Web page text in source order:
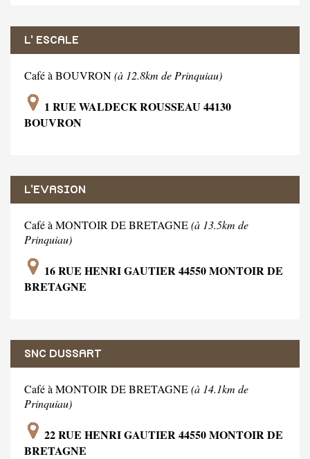
L' ESCALE
Café à BOUVRON(à 12.8km de Prinquiau)
1 RUE WALDECK ROUSSEAU 44130
BOUVRON
L'EVASION
Café à MONTOIR DE BRETAGNE(à 13.5km de
Prinquiau)
16 RUE HENRI GAUTIER 44550 MONTOIR DE
BRETAGNE
SNC DUSSART
Café à MONTOIR DE BRETAGNE(à 14.1km de
Prinquiau)
22 RUE HENRI GAUTIER 44550 MONTOIR DE
BRETAGNE